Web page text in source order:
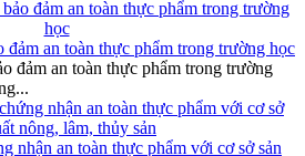
an toàn thực phẩm trong trường học
đảm an toàn thực phẩm trong trường
nhận an toàn thực phẩm với cơ sở sản